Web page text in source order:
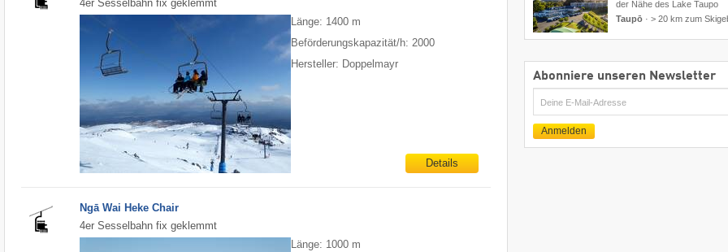
4er Sesselbahn fix geklemmt
Länge: 1400 m
Beförderungskapazität/h: 2000
Hersteller: Doppelmayr
Details
Ngā Wai Heke Chair
4er Sesselbahn fix geklemmt
Länge: 1000 m
der Nähe des Lake Taupo
Taupō· > 20 km zum
Abonniere unseren Newsletter
E-
Mail
Anmelden